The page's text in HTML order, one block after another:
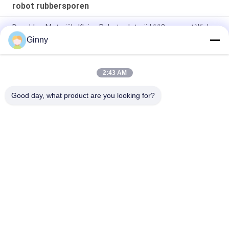
robot rubbersporen
De rubber Materiële Kleine Robot volgt wijd 118mm met Wielen
Hoge Prestaties
118mm het Type van de Sporenwijzerplaat van de Breedte
Ginny
2:43 AM
Good day, what product are you looking for?